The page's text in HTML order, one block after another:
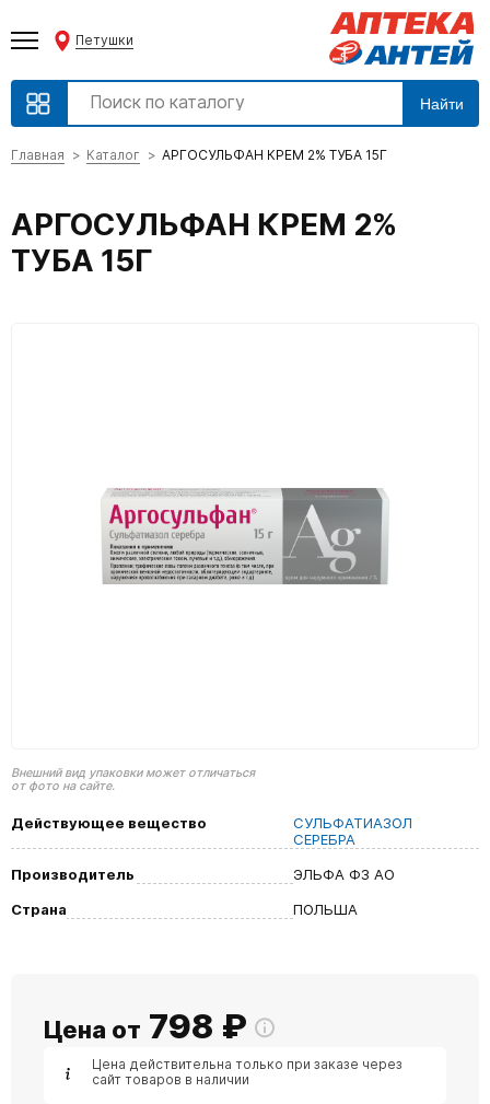
Петушки
Найти
Главная Каталог АРГОСУЛЬФАН КРЕМ 2% ТУБА 15Г
АРГОСУЛЬФАН КРЕМ 2%
ТУБА 15Г
Внешний вид упаковки может отличаться
от фото на сайте.
Действующее вещество
СУЛЬФАТИАЗОЛ
СЕРЕБРА
Производитель
ЭЛЬФА ФЗ АО
Страна
ПОЛЬША
Цена от 798 ₽
Цена действительна только при заказе через
сайт товаров в наличии